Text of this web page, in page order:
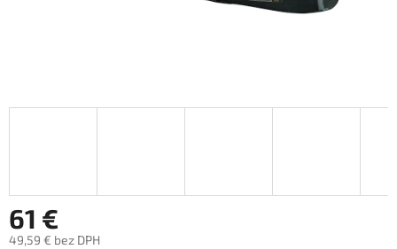
61 €
49,59 € bez DPH